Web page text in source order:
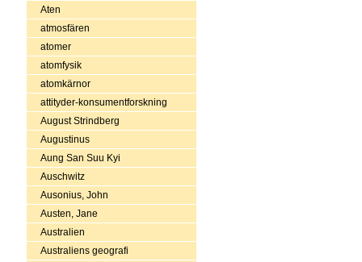
Aten
atmosfären
atomer
atomfysik
atomkärnor
attityder-konsumentforskning
August Strindberg
Augustinus
Aung San Suu Kyi
Auschwitz
Ausonius, John
Austen, Jane
Australien
Australiens geografi